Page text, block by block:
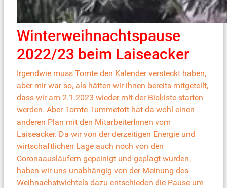
Winterweihnachtspause
2022/23 beim Laiseacker
Irgendwie muss Tomte den Kalender versteckt haben,
aber mir war so, als hätten wir ihnen bereits mitgeteilt,
dass wir am 2.1.2023 wieder mit der Biokiste starten
werden. Aber Tomte Tummetott hat da wohl einen
anderen Plan mit den MitarbeiterInnen vom
Laiseacker. Da wir von der derzeitigen Energie und
wirtschaftlichen Lage auch noch von den
Coronaausläufern gepeinigt und geplagt wurden,
haben wir uns unabhängig von der Meinung des
Weihnachstwichtels dazu entschieden die Pause um